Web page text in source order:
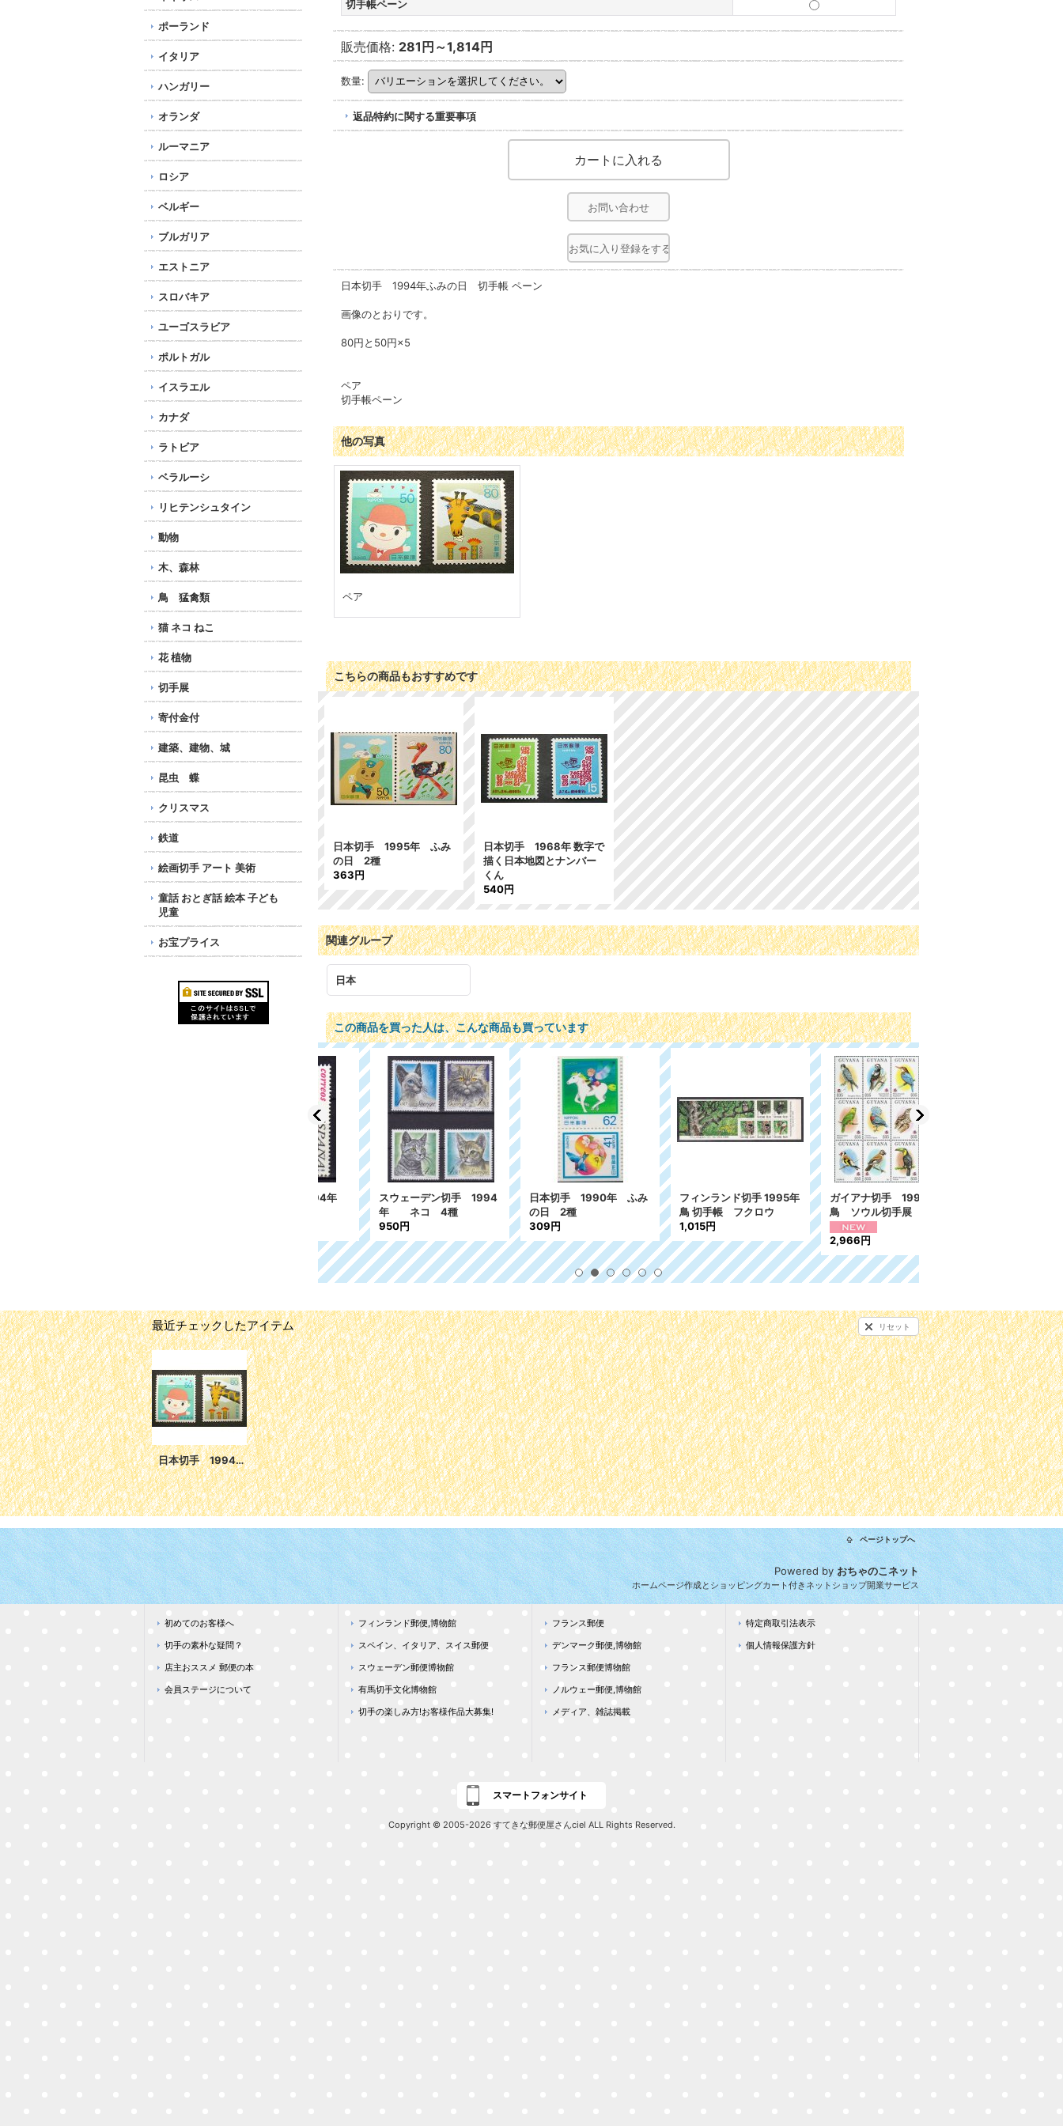
ポーランド
イタリア
ハンガリー
オランダ
ルーマニア
ロシア
ベルギー
ブルガリア
エストニア
スロバキア
ユーゴスラビア
ポルトガル
イスラエル
カナダ
ラトビア
ベラルーシ
リヒテンシュタイン
動物
木、森林
鳥 猛禽類
猫 ネコ ねこ
花 植物
切手展
寄付金付
建築、建物、城
昆虫 蝶
クリスマス
鉄道
絵画切手 アート 美術
童話 おとぎ話 絵本 子ども
児童
お宝プライス
切手帳ペーン
販売価格: 281円～1,814円
数量:
返品特約に関する重要事項
お問い合わせ
お気に入り登録をする
日本切手 1994年ふみの日 切手帳 ペーン
画像のとおりです。
80円と50円×5
ペア
切手帳ペーン
他の写真
ペア
こちらの商品もおすすめです
日本切手 1995年 ふみ
の日 2種
363円
日本切手 1968年 数字で
描く日本地図とナンバー
くん
540円
関連グループ
日本
この商品を買った人は、こんな商品も買っています
日本切手 1990年 ふみ
の日 2種
309円
フィンランド切手 1995年
鳥 切手帳 フクロウ
1,015円
ガイアナ切手 1994年
鳥 ソウル切手展 12種
2,966円
ブルガリア切手 1994
年 恐竜 6種
1,240円
最近チェックしたアイテム リセット
日本切手 1994年ふみの日 切手帳 ペーン
ページトップへ
Powered byおちゃのこネット
ホームページ作成とショッピングカート付きネットショップ開業サービス